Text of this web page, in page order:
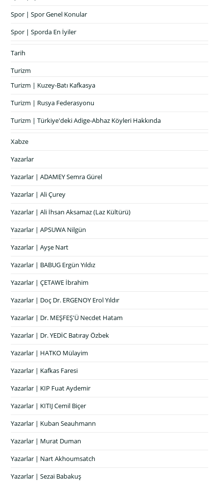
Spor | Spor Genel Konular
Spor | Sporda En İyiler
Tarih
Turizm
Turizm | Kuzey-Batı Kafkasya
Turizm | Rusya Federasyonu
Turizm | Türkiye'deki Adige-Abhaz Köyleri Hakkında
Xabze
Yazarlar
Yazarlar | ADAMEY Semra Gürel
Yazarlar | Ali Çurey
Yazarlar | Ali İhsan Aksamaz (Laz Kültürü)
Yazarlar | APSUWA Nilgün
Yazarlar | Ayşe Nart
Yazarlar | BABUG Ergün Yıldız
Yazarlar | ÇETAWE İbrahim
Yazarlar | Doç Dr. ERGENOY Erol Yıldır
Yazarlar | Dr. MEŞFEŞ'Ü Necdet Hatam
Yazarlar | Dr. YEDİC Batıray Özbek
Yazarlar | HATKO Mülayim
Yazarlar | Kafkas Faresi
Yazarlar | KIP Fuat Aydemir
Yazarlar | KITIJ Cemil Biçer
Yazarlar | Kuban Seauhmann
Yazarlar | Murat Duman
Yazarlar | Nart Akhoumsatch
Yazarlar | Sezai Babakuş